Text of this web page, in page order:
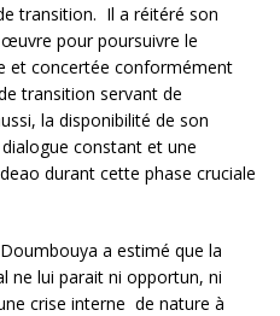
transition. Il a réitéré son
pour poursuivre le
et concertée conformément
transition servant de
la disponibilité de son
constant et une
durant cette phase cruciale
a estimé que la
ne lui parait ni opportun, ni
crise interne de nature à